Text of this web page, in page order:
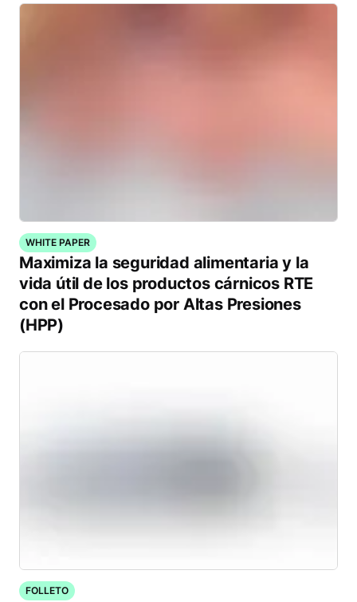
WHITE PAPER
Maximiza la seguridad alimentaria y la
vida útil de los productos cárnicos RTE
con el Procesado por Altas Presiones
(HPP)
FOLLETO